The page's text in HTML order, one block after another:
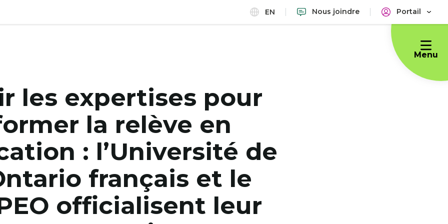
EN Nous joindre Portail
Menu
les expertises pour
la relève en
: l’Université de
français et le
officialisent leur